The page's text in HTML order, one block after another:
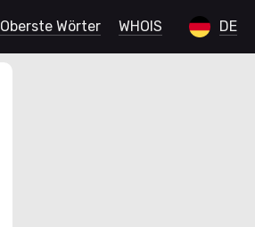
DE
Oberste Wörter WHOIS